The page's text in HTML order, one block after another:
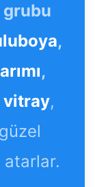
grubu
,
,
vitray,
atarlar.